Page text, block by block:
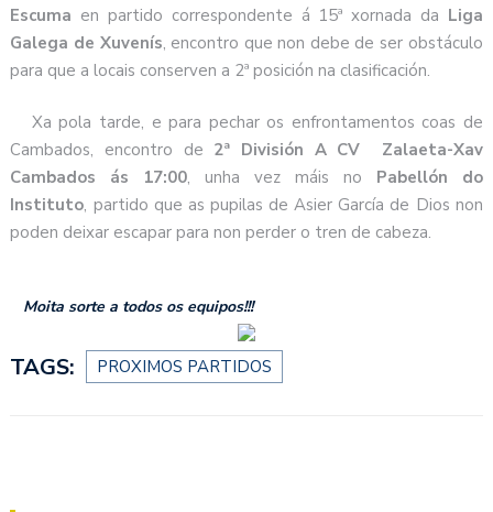
Escuma en partido correspondente á 15ª xornada da Liga
Galega de Xuvenís, encontro que non debe de ser obstáculo
para que a locais conserven a 2ª posición na clasificación.
Xa pola tarde, e para pechar os enfrontamentos coas de
Cambados, encontro de 2ª División A CV Zalaeta-Xav
Cambados ás 17:00, unha vez máis no Pabellón do
Instituto, partido que as pupilas de Asier García de Dios non
poden deixar escapar para non perder o tren de cabeza.
Moita sorte a todos os equipos!!!
TAGS: PROXIMOS PARTIDOS